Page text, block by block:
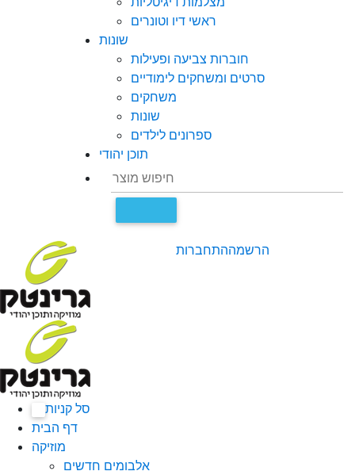
ראשי דיו וטונרים
שונות
חוברות צביעה ופעילות
סרטים ומשחקים לימודיים
משחקים
שונות
ספרונים לילדים
תוכן יהודי
התחברותהרשמה
סל קניות
דף הבית
מוזיקה
אלבומים חדשים